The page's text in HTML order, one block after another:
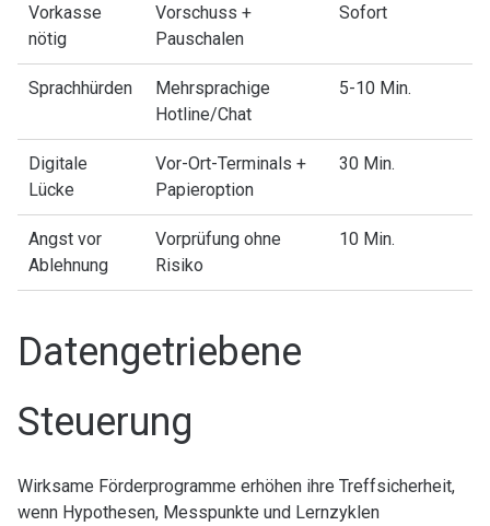
Vorkasse
nötig
Vorschuss +
Pauschalen
Sofort
Sprachhürden
Mehrsprachige
Hotline/Chat
5-10 Min.
Digitale
Lücke
Vor-Ort-Terminals +
Papieroption
30 Min.
Angst vor
Ablehnung
Vorprüfung ohne
Risiko
10 Min.
Datengetriebene
Steuerung
Wirksame Förderprogramme erhöhen ihre Treffsicherheit,
wenn Hypothesen, Messpunkte und Lernzyklen